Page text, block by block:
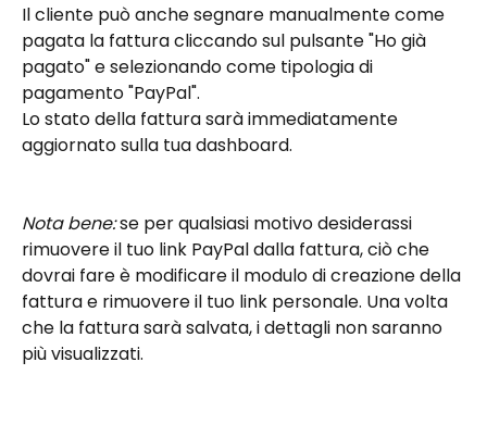
Il cliente può anche segnare manualmente come
pagata la fattura cliccando sul pulsante "Ho già
pagato" e selezionando come tipologia di
pagamento "PayPal".
Lo stato della fattura sarà immediatamente
aggiornato sulla tua dashboard.
Nota bene: se per qualsiasi motivo desiderassi
rimuovere il tuo link PayPal dalla fattura, ciò che
dovrai fare è modificare il modulo di creazione della
fattura e rimuovere il tuo link personale. Una volta
che la fattura sarà salvata, i dettagli non saranno
più visualizzati.